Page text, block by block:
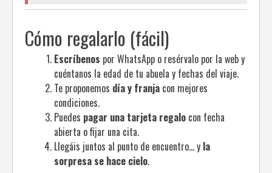
Cómo regalarlo (fácil)
Escríbenos por WhatsApp o resérvalo por la web y
cuéntanos la edad de tu abuela y fechas del viaje.
Te proponemos día y franja con mejores
condiciones.
Puedes pagar una tarjeta regalo con fecha
abierta o fijar una cita.
Llegáis juntos al punto de encuentro… y la
sorpresa se hace cielo.